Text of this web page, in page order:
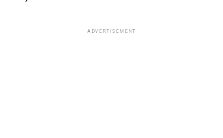
ADVERTISEMENT